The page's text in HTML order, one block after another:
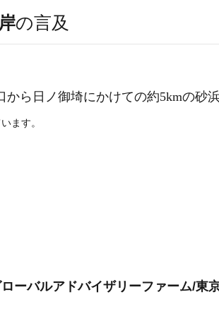
の言及
ら日ノ御埼にかけての約5kmの砂
ます。
ーバルアドバイザリーファーム/東